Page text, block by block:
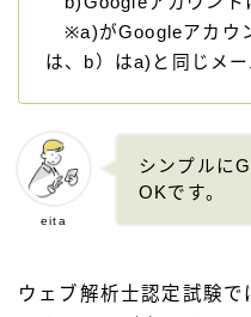
※a)がGoogleアカウ
は、b）はa)と同じメー
eita
シンプルに
OKです。
ウェブ解析士認定試験